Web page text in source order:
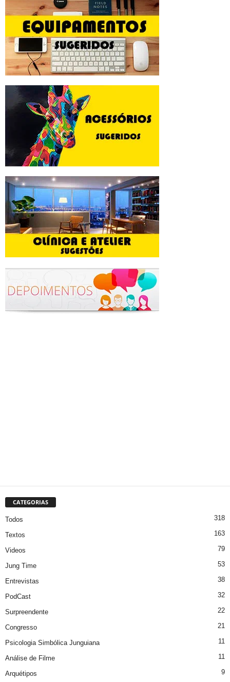
CATEGORIAS
Todos 318
Textos 163
Videos 79
Jung Time 53
Entrevistas 38
PodCast 32
Surpreendente 22
Congresso 21
Psicologia Simbólica Junguiana 11
Análise de Filme 11
Arquétipos 9